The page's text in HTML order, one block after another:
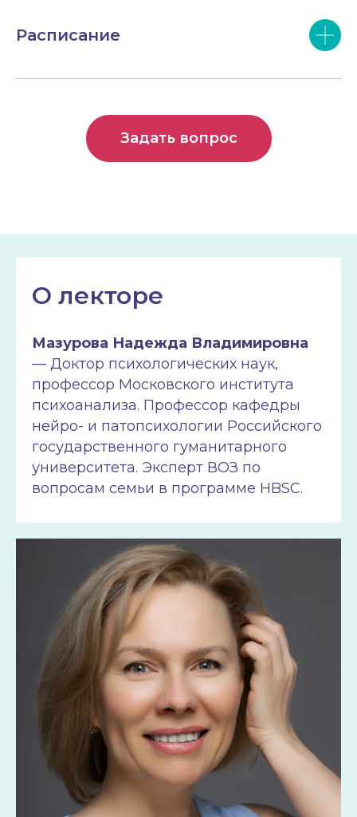
Расписание
Задать вопрос
О лекторе
Мазурова Надежда Владимировна
— Доктор психологических наук,
профессор Московского института
психоанализа. Профессор кафедры
нейро- и патопсихологии Российского
государственного гуманитарного
университета. Эксперт ВОЗ по
вопросам семьи в программе HBSC.